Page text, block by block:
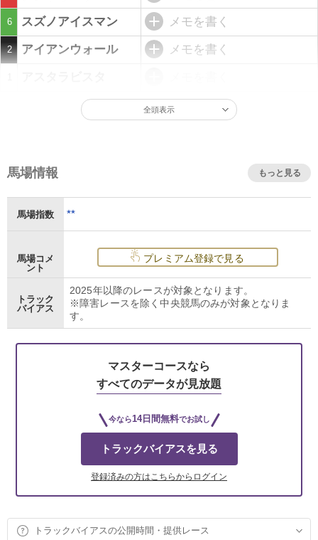
6 スズノアイスマン メモを書く
2 アイアンウォール メモを書く
全頭表示
馬場情報 もっと見る
馬場指数 **
馬場コメ
ント
プレミアム登録で見る
トラック
バイアス
2025年以降のレースが対象となります。
※障害レースを除く中央競馬のみが対象となりま
す。
マスターコースなら
すべてのデータが見放題
今なら14日間無料でお試し
トラックバイアスを見る
登録済みの方はこちらからログイン
トラックバイアスの公開時間・提供レース